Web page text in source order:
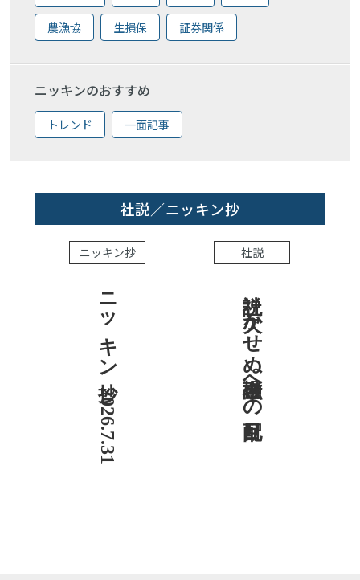
農漁協 生損保 証券関係
ニッキンのおすすめ
トレンド 一面記事
社説／ニッキン抄
ニッキン抄
ニッキン抄 2026.7.31
社説
社説 欠かせぬ金融市場への目配り